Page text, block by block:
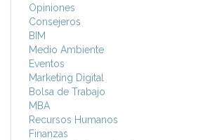
Opiniones
Consejeros
BIM
Medio Ambiente
Eventos
Marketing Digital
Bolsa de Trabajo
MBA
Recursos Humanos
Finanzas